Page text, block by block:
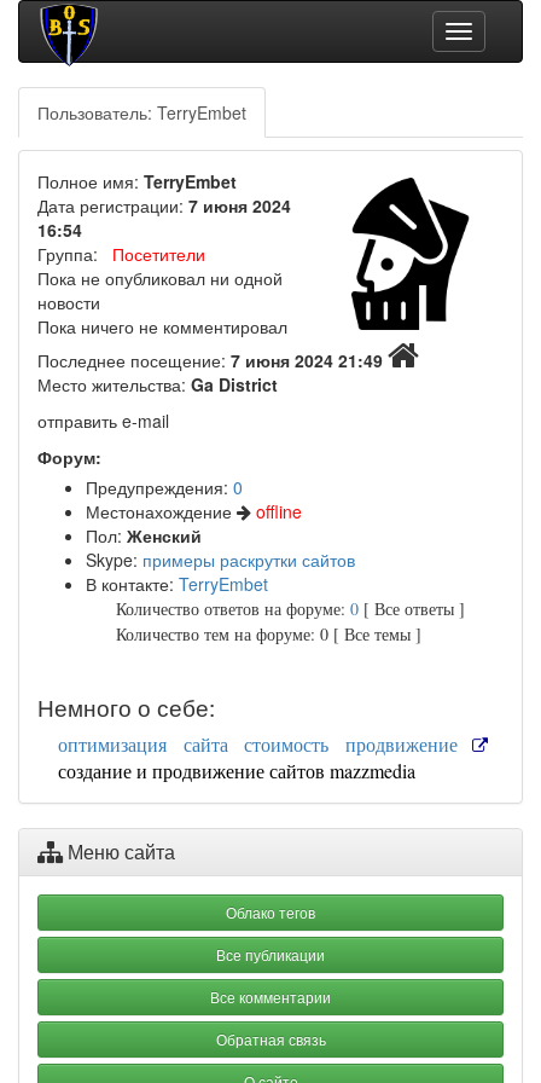
Toggle
navigation
Пользователь: TerryEmbet
Полное имя: TerryEmbet
Дата регистрации: 7 июня 2024
16:54
Группа: Посетители
Пока не опубликовал ни одной
новости
Пока ничего не комментировал
Последнее посещение: 7 июня 2024 21:49
Место жительства: Ga District
отправить e-mail
Форум:
Предупреждения: 0
Местонахождение
offline
Пол: Женский
Skype: примеры раскрутки сайтов
В контакте: TerryEmbet
Количество ответов на форуме: 0 [ Все ответы ]
Количество тем на форуме: 0 [ Все темы ]
Немного о себе:
оптимизация сайта стоимость продвижение
создание и продвижение сайтов mazzmedia
Меню сайта
Облако тегов
Все публикации
Все комментарии
Обратная связь